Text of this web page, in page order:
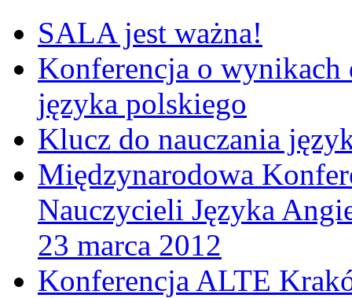
SALA jest ważna!
Konferencja o wynikach
języka polskiego
Klucz do nauczania
Międzynarodowa
Nauczycieli Języka
23 marca 2012
Konferencja ALTE